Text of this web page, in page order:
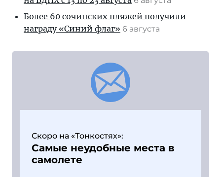
Более 60 сочинских пляжей получили
награду «Синий флаг» 6 августа
Скоро на «Тонкостях»:
Самые неудобные места в
самолете